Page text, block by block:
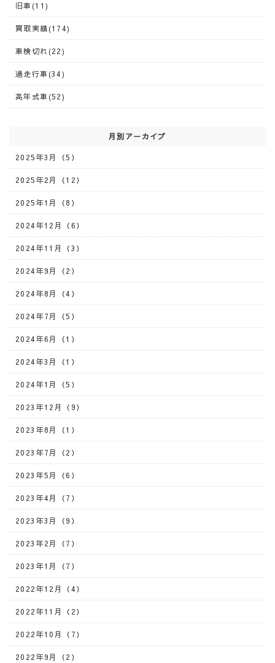
旧車(11)
買取実績(174)
車検切れ(22)
過走行車(34)
高年式車(52)
月別アーカイブ
2025年3月（5）
2025年2月（12）
2025年1月（8）
2024年12月（6）
2024年11月（3）
2024年9月（2）
2024年8月（4）
2024年7月（5）
2024年6月（1）
2024年3月（1）
2024年1月（5）
2023年12月（9）
2023年8月（1）
2023年7月（2）
2023年5月（6）
2023年4月（7）
2023年3月（9）
2023年2月（7）
2023年1月（7）
2022年12月（4）
2022年11月（2）
2022年10月（7）
2022年9月（2）